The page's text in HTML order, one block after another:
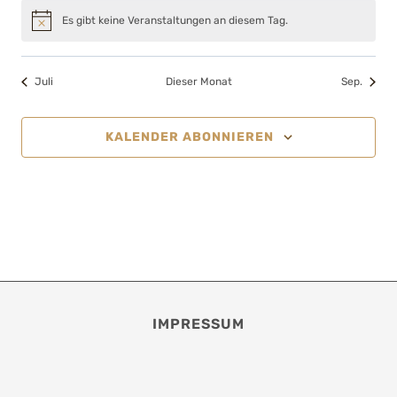
HinweisEs gibt keine Veranstaltungen an diesem Tag.
Juli Dieser Monat Sep.
KALENDER ABONNIEREN
IMPRESSUM